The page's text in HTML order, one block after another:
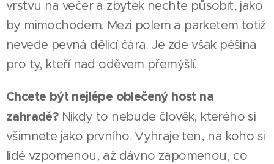
vrstvu na večer a zbytek nechte působit, jako
by mimochodem. Mezi polem a parketem totiž
nevede pevná dělicí čára. Je zde však pěšina
pro ty, kteří nad oděvem přemýšlí.
Chcete být nejlépe oblečený host na
zahradě? Nikdy to nebude člověk, kterého si
všimnete jako prvního. Vyhraje ten, na koho si
lidé vzpomenou, až dávno zapomenou, co